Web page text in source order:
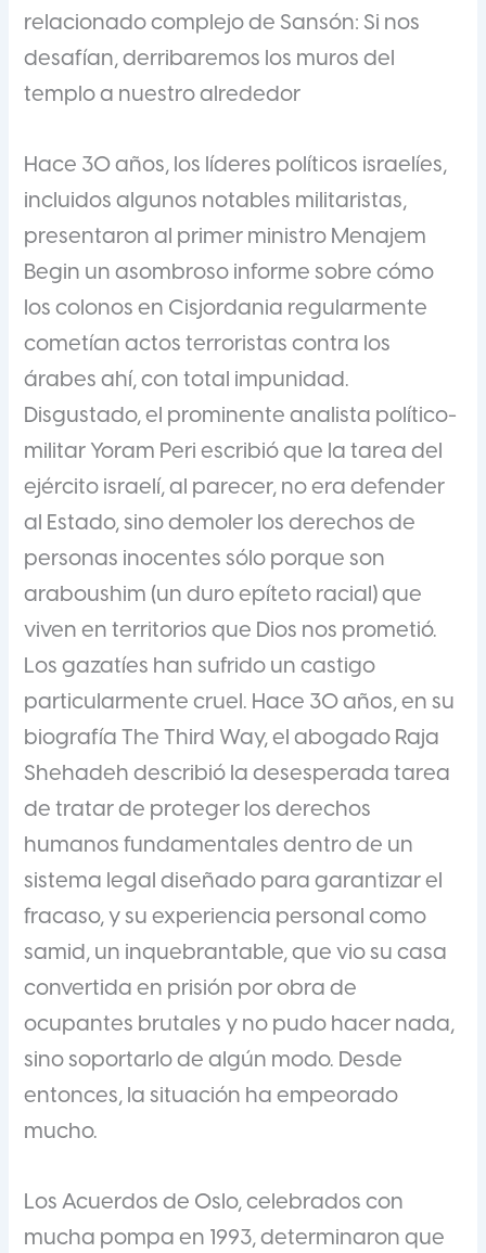
relacionado complejo de Sansón: Si nos
desafían, derribaremos los muros del
templo a nuestro alrededor
Hace 30 años, los líderes políticos israelíes,
incluidos algunos notables militaristas,
presentaron al primer ministro Menajem
Begin un asombroso informe sobre cómo
los colonos en Cisjordania regularmente
cometían actos terroristas contra los
árabes ahí, con total impunidad.
Disgustado, el prominente analista político-
militar Yoram Peri escribió que la tarea del
ejército israelí, al parecer, no era defender
al Estado, sino demoler los derechos de
personas inocentes sólo porque son
araboushim (un duro epíteto racial) que
viven en territorios que Dios nos prometió.
Los gazatíes han sufrido un castigo
particularmente cruel. Hace 30 años, en su
biografía The Third Way, el abogado Raja
Shehadeh describió la desesperada tarea
de tratar de proteger los derechos
humanos fundamentales dentro de un
sistema legal diseñado para garantizar el
fracaso, y su experiencia personal como
samid, un inquebrantable, que vio su casa
convertida en prisión por obra de
ocupantes brutales y no pudo hacer nada,
sino soportarlo de algún modo. Desde
entonces, la situación ha empeorado
mucho.
Los Acuerdos de Oslo, celebrados con
mucha pompa en 1993, determinaron que